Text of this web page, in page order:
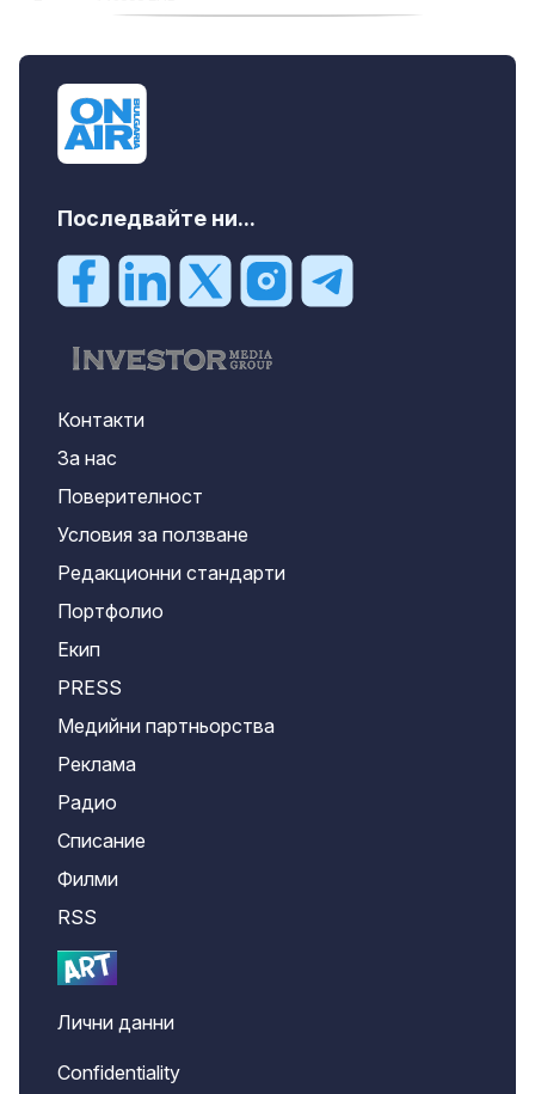
Последвайте ни...
Контакти
За нас
Поверителност
Условия за ползване
Редакционни стандарти
Портфолио
Екип
PRESS
Медийни партньорства
Реклама
Радио
Списание
Филми
RSS
Лични данни
Confidentiality